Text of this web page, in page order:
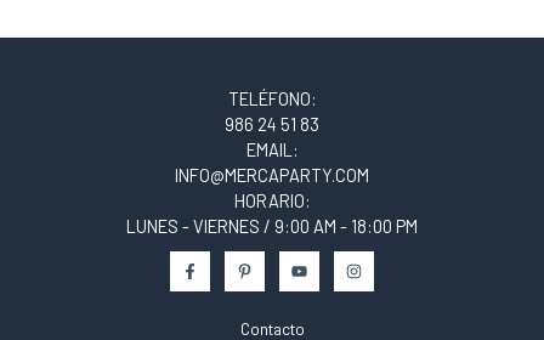
TELÉFONO:
986 24 51 83
EMAIL:
INFO@MERCAPARTY.COM
HORARIO:
LUNES - VIERNES / 9:00 AM - 18:00 PM
Contacto